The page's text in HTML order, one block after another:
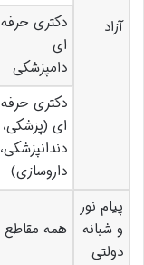
آزاد
دکتری حرفه
ای
دامپزشکی
دکتری حرفه
ای (پزشکی،
دندانپزشکی،
داروسازی)
پیام نور
و شبانه
دولتی
همه مقاطع